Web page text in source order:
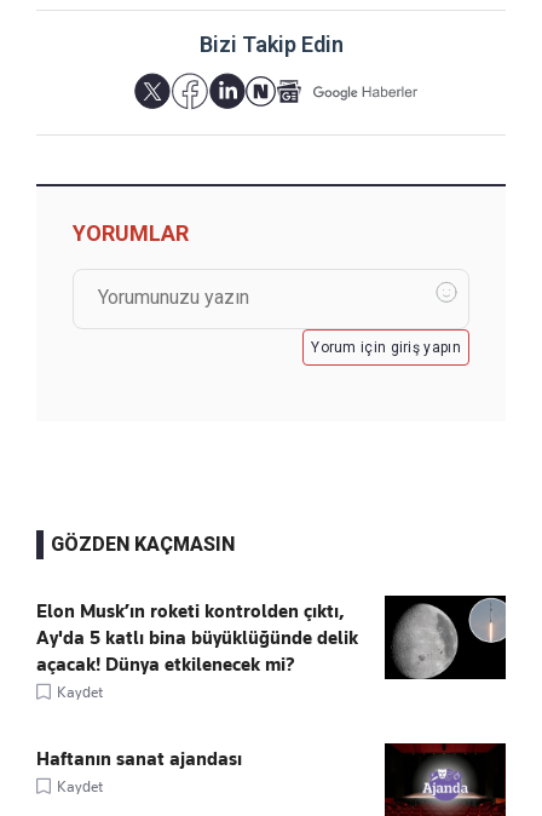
Bizi Takip Edin
YORUMLAR
Yorum için giriş yapın
GÖZDEN KAÇMASIN
Elon Musk’ın roketi kontrolden çıktı,
Ay'da 5 katlı bina büyüklüğünde delik
açacak! Dünya etkilenecek mi?
Kaydet
Haftanın sanat ajandası
Kaydet